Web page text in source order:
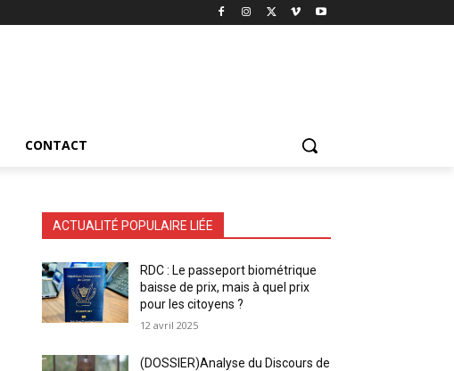
CONTACT
ACTUALITÉ POPULAIRE LIÉE
RDC : Le passeport biométrique
baisse de prix, mais à quel prix
pour les citoyens ?
12 avril 2025
(DOSSIER)Analyse du Discours de